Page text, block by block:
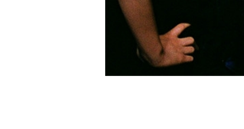
レストラン・カフェ
施設案内・アクセス
イベント・ポップアップ
ENGLISH